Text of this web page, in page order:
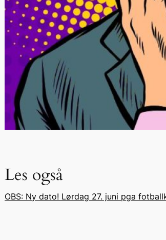
Les også
OBS: Ny dato! Lørdag 27. juni pga